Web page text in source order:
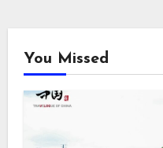
You Missed